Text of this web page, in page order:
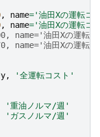
, name='油田Xの運転コ
, name='油田Xの運転コ
油田Xの運転
油田Xの運転
y, '全運転コスト'
'重油ノルマ/週'
'ガスノルマ/週'